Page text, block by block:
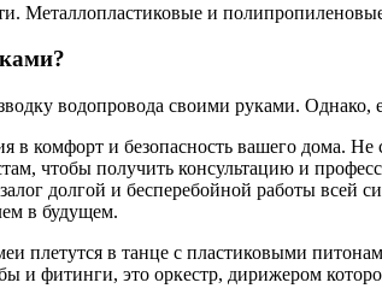
Металлопластиковые и
водопровода своими руками.
комфорт и безопасность вашего дома. Не
чтобы получить консультацию и
долгой и бесперебойной работы всей
в будущем.
плетутся в танце с пластиковыми
и фитинги, это оркестр, дирижером